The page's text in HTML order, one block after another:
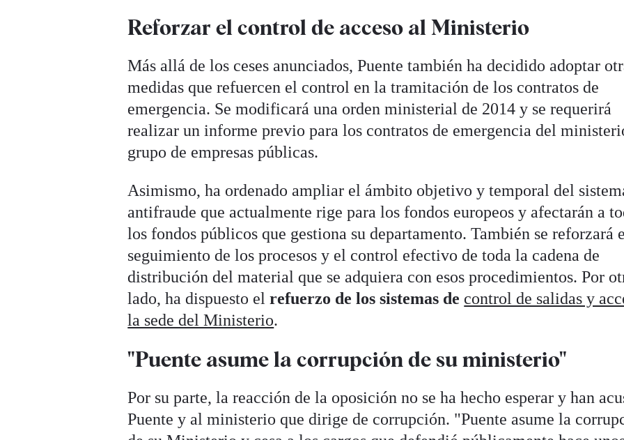
Reforzar el control de acceso al Ministerio
Más allá de los ceses anunciados, Puente también ha decidido adoptar
medidas que refuercen el control en la tramitación de los contratos de
emergencia. Se modificará una orden ministerial de 2014 y se requerirá
realizar un informe previo para los contratos de emergencia del
grupo de empresas públicas.
Asimismo, ha ordenado ampliar el ámbito objetivo y temporal del
antifraude que actualmente rige para los fondos europeos y afectarán a
los fondos públicos que gestiona su departamento. También se reforzará
seguimiento de los procesos y el control efectivo de toda la cadena de
distribución del material que se adquiera con esos procedimientos. Por
lado, ha dispuesto elrefuerzo de los sistemas de control de salidas y
la sede del Ministerio.
"Puente asume la corrupción de su ministerio"
Por su parte, la reacción de la oposición no se ha hecho esperar y han
Puente y al ministerio que dirige de corrupción. "Puente asume la